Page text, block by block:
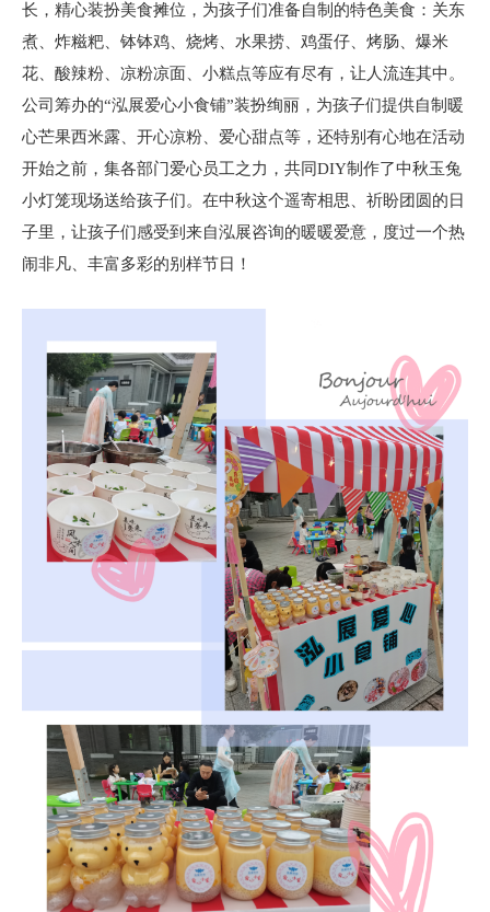
长，精心装扮美食摊位，为孩子们准备自制的特色美食：关东
煮、炸糍粑、钵钵鸡、烧烤、水果捞、鸡蛋仔、烤肠、爆米
花、酸辣粉、凉粉凉面、小糕点等应有尽有，让人流连其中。
公司筹办的“泓展爱心小食铺”装扮绚丽，为孩子们提供自制暖
心芒果西米露、开心凉粉、爱心甜点等，还特别有心地在活动
开始之前，集各部门爱心员工之力，共同DIY制作了中秋玉兔
小灯笼现场送给孩子们。在中秋这个遥寄相思、祈盼团圆的日
子里，让孩子们感受到来自泓展咨询的暖暖爱意，度过一个热
闹非凡、丰富多彩的别样节日！